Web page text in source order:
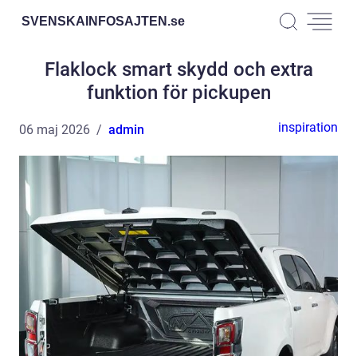
SVENSKAINFOSAJTEN.se
Flaklock smart skydd och extra
funktion för pickupen
06 maj 2026 admin inspiration